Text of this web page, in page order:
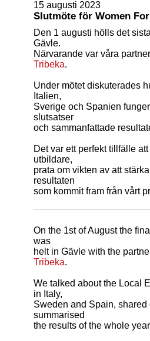
15 augusti 2023
Slutmöte för Women
Den 1 augusti hölls det
Gävle.
Närvarande var våra
Tribeka.
Under mötet diskuterades
Italien,
Sverige och Spanien
slutsatser
och sammanfattade
Det var ett perfekt tillfälle
utbildare,
prata om vikten av att
resultaten
som kommit fram från vårt
On the 1st of August the
was
helt in Gävle with the
Tribeka.
We talked about the Local
in Italy,
Sweden and Spain,
summarised
the results of the whole